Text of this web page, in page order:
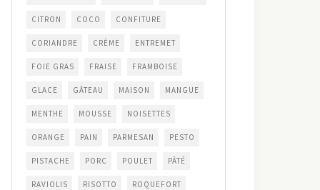
CITRON COCO CONFITURE
CORIANDRE CRÈME ENTREMET
FOIE GRAS FRAISE FRAMBOISE
GLACE GÂTEAU MAISON MANGUE
MENTHE MOUSSE NOISETTES
ORANGE PAIN PARMESAN PESTO
PISTACHE PORC POULET PÂTÉ
RAVIOLIS RISOTTO ROQUEFORT